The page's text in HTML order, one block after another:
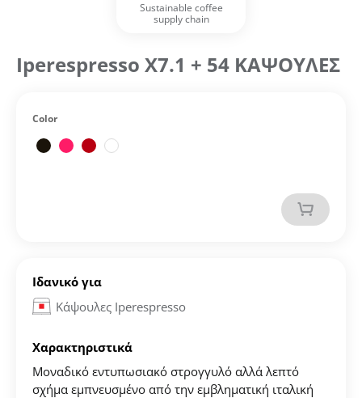
Sustainable coffee
supply chain
Iperespresso X7.1 + 54 ΚΑΨΟΥΛΕΣ
Color
Ιδανικό για
Κάψουλες Iperespresso
Χαρακτηριστικά
Μοναδικό εντυπωσιακό στρογγυλό αλλά λεπτό
σχήμα εμπνευσμένο από την εμβληματική ιταλική